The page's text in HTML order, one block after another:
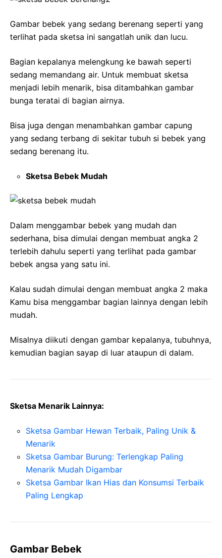
Gambar bebek yang sedang berenang seperti yang
terlihat pada sketsa ini sangatlah unik dan lucu.
Bagian kepalanya melengkung ke bawah seperti
sedang memandang air. Untuk membuat sketsa
menjadi lebih menarik, bisa ditambahkan gambar
bunga teratai di bagian airnya.
Bisa juga dengan menambahkan gambar capung
yang sedang terbang di sekitar tubuh si bebek yang
sedang berenang itu.
Sketsa Bebek Mudah
Dalam menggambar bebek yang mudah dan
sederhana, bisa dimulai dengan membuat angka 2
terlebih dahulu seperti yang terlihat pada gambar
bebek angsa yang satu ini.
Kalau sudah dimulai dengan membuat angka 2 maka
Kamu bisa menggambar bagian lainnya dengan lebih
mudah.
Misalnya diikuti dengan gambar kepalanya, tubuhnya,
kemudian bagian sayap di luar ataupun di dalam.
Sketsa Menarik Lainnya:
Sketsa Gambar Hewan Terbaik, Paling Unik &
Menarik
Sketsa Gambar Burung: Terlengkap Paling
Menarik Mudah Digambar
Sketsa Gambar Ikan Hias dan Konsumsi Terbaik
Paling Lengkap
Gambar Bebek